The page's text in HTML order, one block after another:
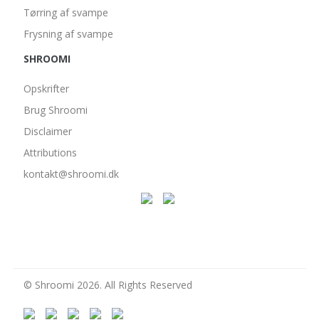
Tørring af svampe
Frysning af svampe
SHROOMI
Opskrifter
Brug Shroomi
Disclaimer
Attributions
kontakt@shroomi.dk
© Shroomi 2026. All Rights Reserved